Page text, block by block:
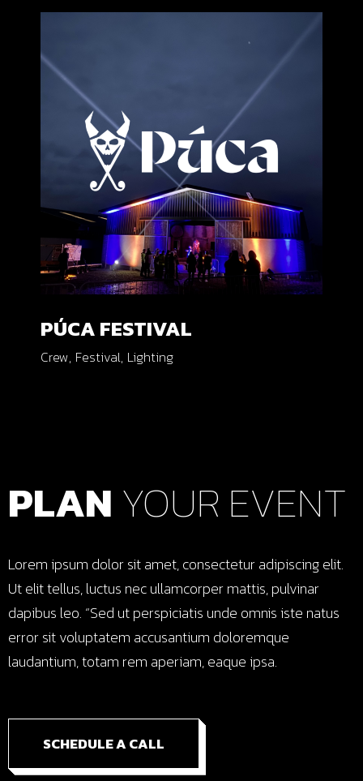
PÚCA FESTIVAL
Crew Festival Lighting
PLAN YOUR EVENT
Lorem ipsum dolor sit amet, consectetur adipiscing elit.
Ut elit tellus, luctus nec ullamcorper mattis, pulvinar
dapibus leo. “Sed ut perspiciatis unde omnis iste natus
error sit voluptatem accusantium doloremque
laudantium, totam rem aperiam, eaque ipsa.
SCHEDULE A CALL